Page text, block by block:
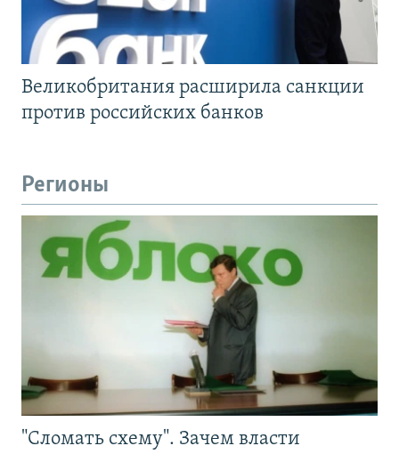
Великобритания расширила санкции
против российских банков
Регионы
"Сломать схему". Зачем власти